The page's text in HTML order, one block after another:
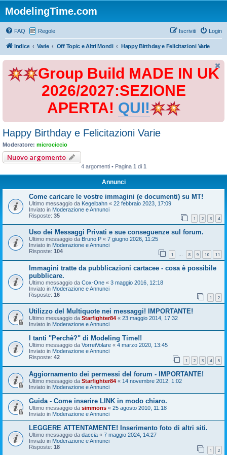
ModelingTime.com
FAQ Regole Login
Iscriviti
Indice Varie Off Topic e Altri Mondi Happy Birthday e Felicitazioni Varie
Group Build MADE IN UK
2026/2027:SEZIONE
APERTA! QUI!
Happy Birthday e Felicitazioni Varie
Moderatore: microciccio
Nuovo argomento
4 argomenti • Pagina 1 di 1
Annunci
Come caricare le vostre immagini (e documenti) su MT!
Ultimo messaggio da Kegelbahn « 22 febbraio 2023, 17:09
Inviato in Moderazione e Annunci
Risposte: 35 1 2 3 4
Uso dei Messaggi Privati e sue conseguenze sul forum.
Ultimo messaggio da Bruno P « 7 giugno 2026, 11:25
Inviato in Moderazione e Annunci
Risposte: 104 1 … 8 9 10 11
Immagini tratte da pubblicazioni cartacee - cosa è possibile
pubblicare.
Ultimo messaggio da Cox-One « 3 maggio 2016, 12:18
Inviato in Moderazione e Annunci
Risposte: 16 1 2
Utilizzo del Multiquote nei messaggi! IMPORTANTE!
Ultimo messaggio da Starfighter84 « 23 maggio 2014, 17:32
Inviato in Moderazione e Annunci
I tanti "Perchè?" di Modeling Time!!
Ultimo messaggio da VorreiVolare « 4 marzo 2020, 13:45
Inviato in Moderazione e Annunci
Risposte: 42 1 2 3 4 5
Aggiornamento dei permessi del forum - IMPORTANTE!
Ultimo messaggio da Starfighter84 « 14 novembre 2012, 1:02
Inviato in Moderazione e Annunci
Guida - Come inserire LINK in modo chiaro.
Ultimo messaggio da simmons « 25 agosto 2010, 11:18
Inviato in Moderazione e Annunci
LEGGERE ATTENTAMENTE! Inserimento foto di altri siti.
Ultimo messaggio da daccia « 7 maggio 2024, 14:27
Inviato in Moderazione e Annunci
Risposte: 18 1 2